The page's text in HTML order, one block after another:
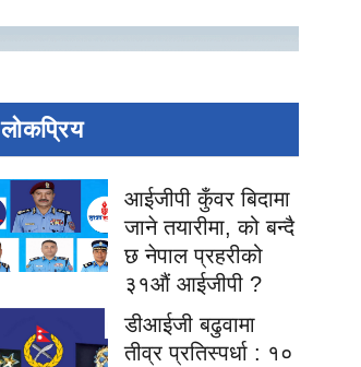
लोकप्रिय
आईजीपी कुँवर बिदामा
जाने तयारीमा, को बन्दै
छ नेपाल प्रहरीको
३१औं आईजीपी ?
डीआईजी बढुवामा
तीव्र प्रतिस्पर्धा : १०